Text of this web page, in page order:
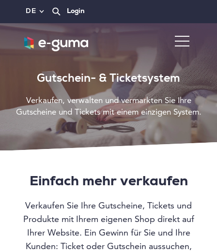
DE Login
Gutschein- & Ticketsystem
Verkaufen, verwalten und vermarkten Sie Ihre
Gutscheine und Tickets mit einem einzigen System.
Einfach mehr verkaufen
Verkaufen Sie Ihre Gutscheine, Tickets und
Produkte mit Ihrem eigenen Shop direkt auf
Ihrer Website. Ein Gewinn für Sie und Ihre
Kunden: Ticket oder Gutschein aussuchen,